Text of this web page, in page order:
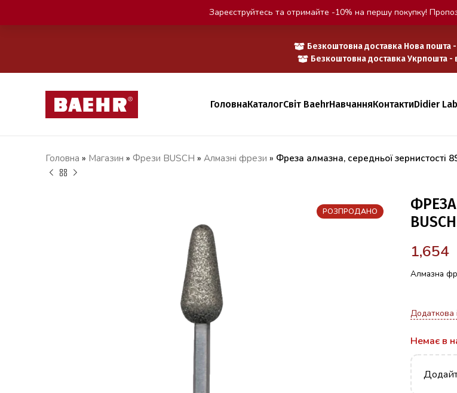
Безкоштовна доставка Нова пошта -
Безкоштовна доставка Укрпошта -
ГоловнаКаталогСвіт BaehrНавчанняКонтактиDidier Lab
Головна » Магазин » Фрези BUSCH » Алмазні фрези » Фреза алмазна, середньої зернистості
РОЗПРОДАНО
BUSCH
Алмазна
Додаткова
Немає в
Зареєструйтесь та отримайте -10% на першу покупку!